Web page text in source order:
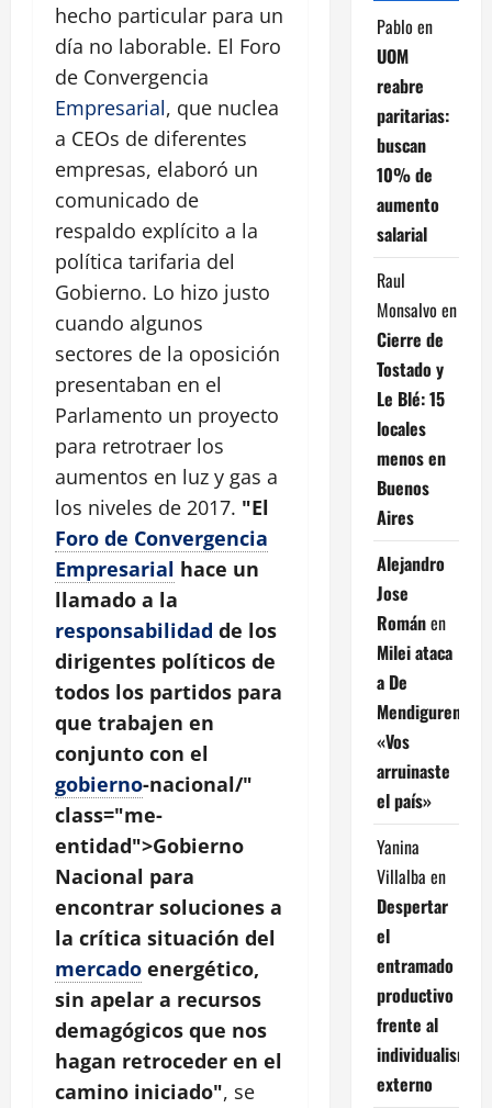
hecho particular para un
día no laborable. El Foro
de Convergencia
Empresarial, que nuclea
a CEOs de diferentes
empresas, elaboró un
comunicado de
respaldo explícito a la
política tarifaria del
Gobierno. Lo hizo justo
cuando algunos
sectores de la oposición
presentaban en el
Parlamento un proyecto
para retrotraer los
aumentos en luz y gas a
los niveles de 2017. "El
Foro de Convergencia
Empresarial hace un
llamado a la
responsabilidad de los
dirigentes políticos de
todos los partidos para
que trabajen en
conjunto con el
gobierno-nacional/"
class="me-
entidad">Gobierno
Nacional para
encontrar soluciones a
la crítica situación del
mercado energético,
sin apelar a recursos
demagógicos que nos
hagan retroceder en el
camino iniciado", se
Pablo en
UOM
reabre
paritarias:
buscan
10% de
aumento
salarial
Raul
Monsalvo en
Cierre de
Tostado y
Le Blé: 15
locales
menos en
Buenos
Aires
Alejandro
Jose
Románen
Milei ataca
a De
Mendiguren:
«Vos
arruinaste
el país»
Yanina
Villalba en
Despertar
el
entramado
productivo
frente al
individualismo
externo